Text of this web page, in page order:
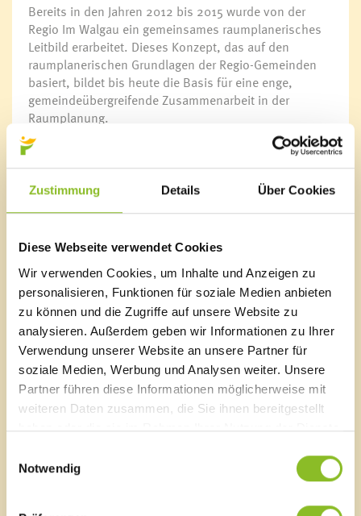
Zustimmung Details Über Cookies
Diese Webseite verwendet Cookies
Wir verwenden Cookies, um Inhalte und Anzeigen zu
personalisieren, Funktionen für soziale Medien anbieten
zu können und die Zugriffe auf unsere Website zu
analysieren. Außerdem geben wir Informationen zu Ihrer
Verwendung unserer Website an unsere Partner für
soziale Medien, Werbung und Analysen weiter. Unsere
Partner führen diese Informationen möglicherweise mit
weiteren Daten zusammen, die Sie ihnen bereitgestellt
haben oder die sie im Rahmen Ihrer Nutzung der Dienste
Notwendig
Bereits in den Jahren 2012 bis 2015 wurde von der
Regio Im Walgau ein gemeinsames raumplanerisches
Leitbild erarbeitet. Dieses Konzept, das auf den
raumplanerischen Grundlagen der Regio-Gemeinden
basiert, bildet bis heute die Basis für eine enge,
gemeindeübergreifende Zusammenarbeit in der
Raumplanung.
Nach knapp einem Jahrzehnt stand nun eine
Evaluierung des regionalen räumlichen
Entwicklungskonzepts (regREK) von 2015 an. Ziel war
Informationen können Sie
hiernachlesen.
Marktgemeinde Frastanz
Sägenplatz 1
A-6820 Frastanz, Österreich
T0043 5522 51534-0
F 0043 5522 51534-6